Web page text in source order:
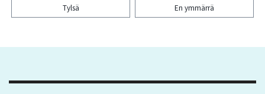
Tylsä En ymmärrä